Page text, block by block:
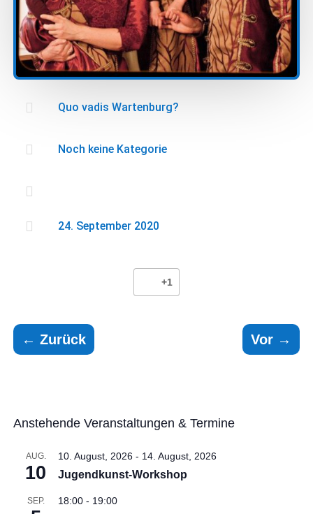
 Quo vadis Wartenburg?
 Noch keine Kategorie

 24. September 2020
+1
←Zurück Vor→
Anstehende Veranstaltungen & Termine
AUG.
10
10. August, 2026 - 14. August, 2026
Jugendkunst-Workshop
SEP. 18:00 - 19:00